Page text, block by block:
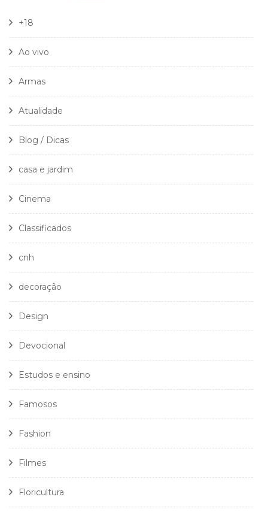
+18
Ao vivo
Armas
Atualidade
Blog / Dicas
casa e jardim
Cinema
Classificados
cnh
decoração
Design
Devocional
Estudos e ensino
Famosos
Fashion
Filmes
Floricultura